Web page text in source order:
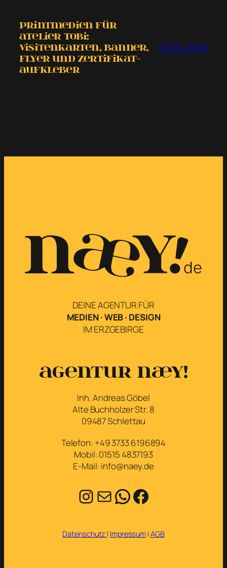
Printmedien für
Atelier tobi:
Visitenkarten, Banner,
Flyer und Zertifikat-
Aufkleber
09.06.2026
DEINE AGENTUR FÜR
MEDIEN · WEB · DESIGN
IM ERZGEBIRGE
Agentur næy!
Inh. Andreas Göbel
Alte Buchholzer Str. 8
09487 Schlettau
Telefon: +49 3733 6196894
Mobil: 01515 4837193
E-Mail: info@naey.de
Instagram
E-MailWhatsApp
Facebook
Datenschutz | Impressum |AGB